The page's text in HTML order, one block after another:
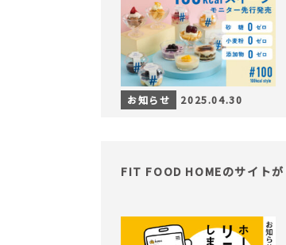
お知らせ 2025.04.30
FIT FOOD HOMEのサイト